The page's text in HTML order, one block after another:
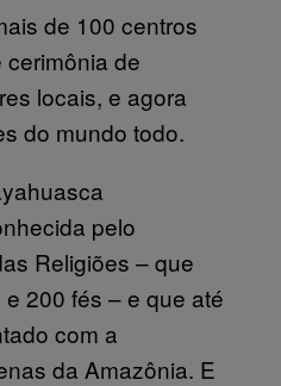
de 100 centros
de
locais, e agora
do mundo todo.
pelo
Religiões – que
200 fés – e que até
com a
da Amazônia. E